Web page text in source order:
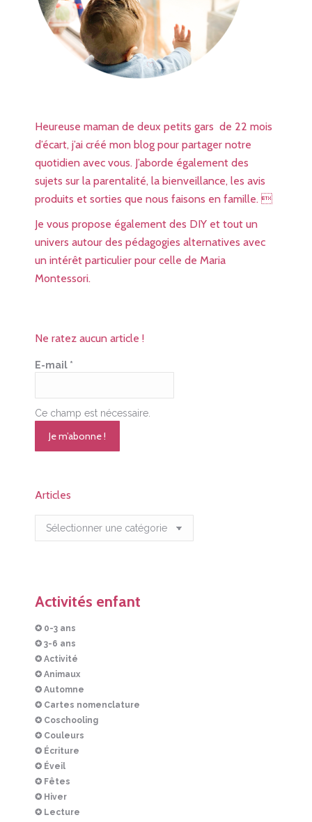
Heureuse maman de deux petits gars de 22 mois
d’écart, j’ai créé mon blog pour partager notre
quotidien avec vous. J’aborde également des
sujets sur la parentalité, la bienveillance, les avis
produits et sorties que nous faisons en famille. 
Je vous propose également des DIY et tout un
univers autour des pédagogies alternatives avec
un intérêt particulier pour celle de Maria
Montessori.
Ne ratez aucun article !
E-mail *
Ce champ est nécessaire.
Articles
Articles
Activités enfant
✪ 0-3 ans
✪ 3-6 ans
✪ Activité
✪ Animaux
✪ Automne
✪ Cartes nomenclature
✪ Coschooling
✪ Couleurs
✪ Écriture
✪ Éveil
✪ Fêtes
✪ Hiver
✪ Lecture